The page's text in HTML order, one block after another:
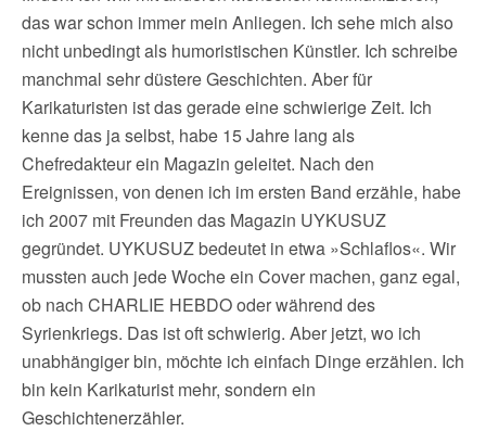
das war schon immer mein Anliegen. Ich sehe mich also
nicht unbedingt als humoristischen Künstler. Ich schreibe
manchmal sehr düstere Geschichten. Aber für
Karikaturisten ist das gerade eine schwierige Zeit. Ich
kenne das ja selbst, habe 15 Jahre lang als
Chefredakteur ein Magazin geleitet. Nach den
Ereignissen, von denen ich im ersten Band erzähle, habe
ich 2007 mit Freunden das Magazin UYKUSUZ
gegründet. UYKUSUZ bedeutet in etwa »Schlaflos«. Wir
mussten auch jede Woche ein Cover machen, ganz egal,
ob nach CHARLIE HEBDO oder während des
Syrienkriegs. Das ist oft schwierig. Aber jetzt, wo ich
unabhängiger bin, möchte ich einfach Dinge erzählen. Ich
bin kein Karikaturist mehr, sondern ein
Geschichtenerzähler.